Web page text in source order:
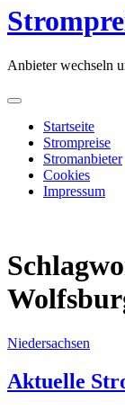
content
Anbieter wechseln
Startseite
Strompreise
Stromanbieter
Cookies
Impressum
Niedersachsen
Aktuelle